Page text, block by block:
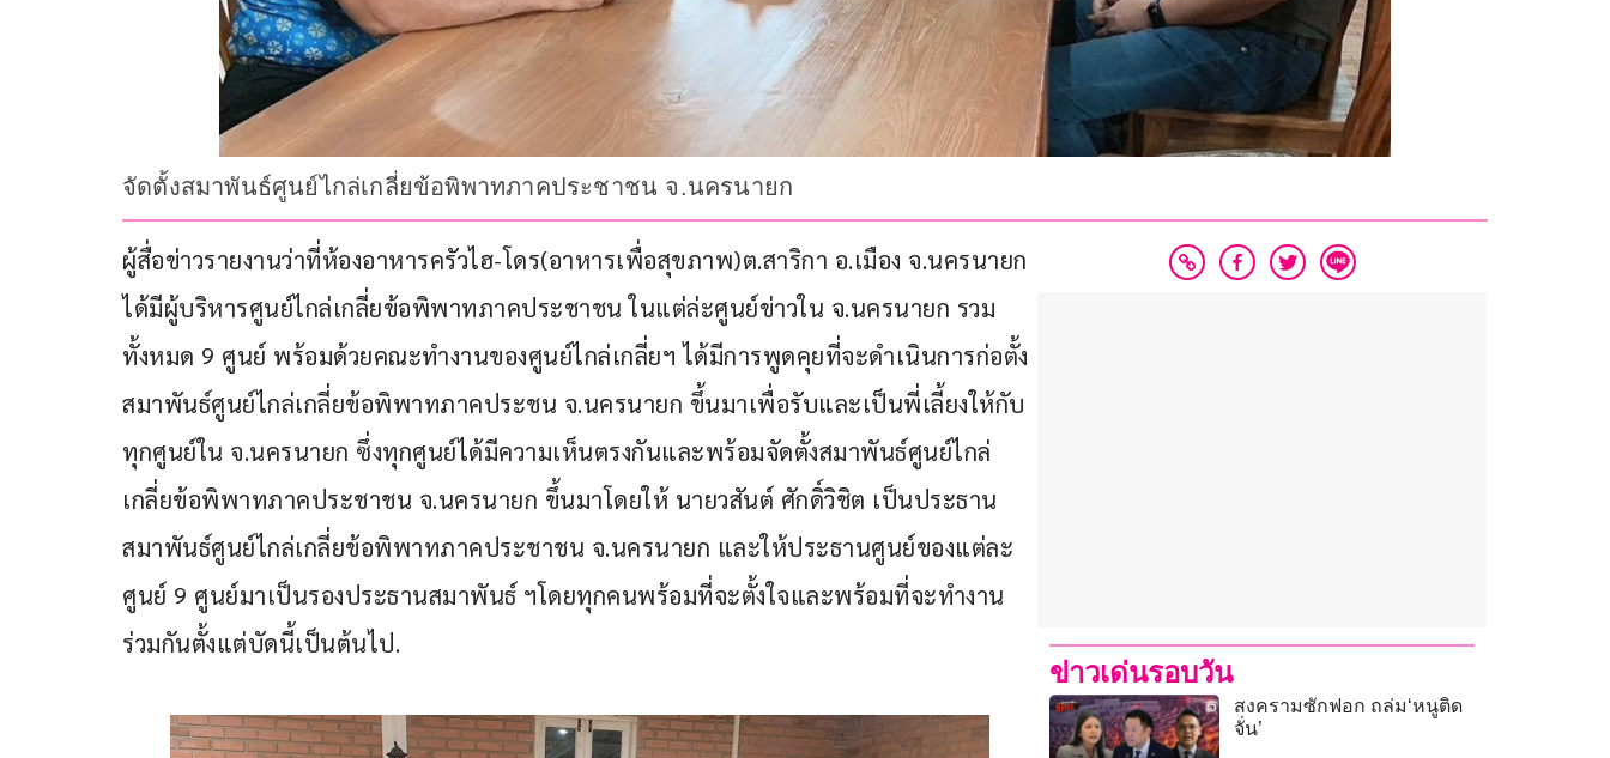
จัดตั้งสมาพันธ์ศูนย์ไกล่เกลี่ยข้อพิพาทภาคประชาชน จ.นครนายก
ผู้สื่อข่าวรายงานว่าที่ห้องอาหารครัวไฮ-โดร(อาหารเพื่อสุขภาพ)ต.สาริกา อ.เมือง จ.นครนายก
ได้มีผู้บริหารศูนย์ไกล่เกลี่ยข้อพิพาทภาคประชาชน ในแต่ล่ะศูนย์ข่าวใน จ.นครนายก รวม
ทั้งหมด 9 ศูนย์ พร้อมด้วยคณะทำงานของศูนย์ไกล่เกลี่ยฯ ได้มีการพูดคุยที่จะดำเนินการก่อตั้ง
สมาพันธ์ศูนย์ไกล่เกลี่ยข้อพิพาทภาคประชน จ.นครนายก ขึ้นมาเพื่อรับและเป็นพี่เลี้ยงให้กับ
ทุกศูนย์ใน จ.นครนายก ซึ่งทุกศูนย์ได้มีความเห็นตรงกันและพร้อมจัดตั้งสมาพันธ์ศูนย์ไกล่
เกลี่ยข้อพิพาทภาคประชาชน จ.นครนายก ขึ้นมาโดยให้ นายวสันต์ ศักดิ์วิชิต เป็นประธาน
สมาพันธ์ศูนย์ไกล่เกลี่ยข้อพิพาทภาคประชาชน จ.นครนายก และให้ประธานศูนย์ของแต่ละ
ศูนย์ 9 ศูนย์มาเป็นรองประธานสมาพันธ์ ฯโดยทุกคนพร้อมที่จะตั้งใจและพร้อมที่จะทำงาน
ร่วมกันตั้งแต่บัดนี้เป็นต้นไป.
ข่าวเด่นรอบวัน
สงครามซักฟอก ถล่ม‘หนูติด
จั่น’